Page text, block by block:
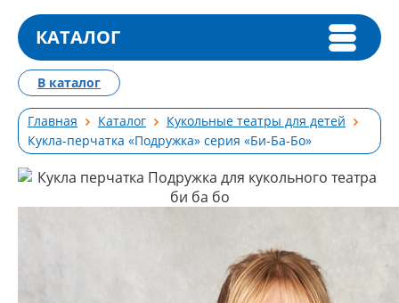
КАТАЛОГ
Главная Каталог
Кукольные театры для детей
Кукла-перчатка «Подружка» серия «Би-Ба-Бо»
В каталог